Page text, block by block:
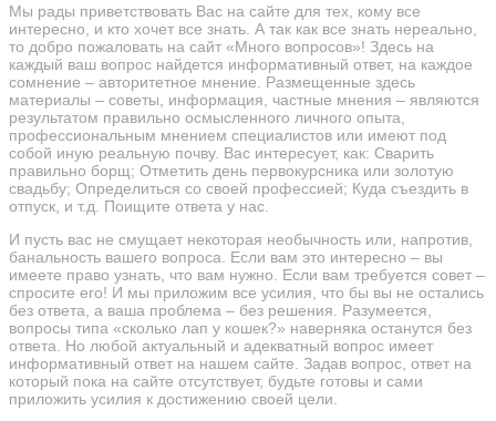
Мы рады приветствовать Вас на сайте для тех, кому все
интересно, и кто хочет все знать. А так как все знать нереально,
то добро пожаловать на сайт «Много вопросов»! Здесь на
каждый ваш вопрос найдется информативный ответ, на каждое
сомнение – авторитетное мнение. Размещенные здесь
материалы – советы, информация, частные мнения – являются
результатом правильно осмысленного личного опыта,
профессиональным мнением специалистов или имеют под
собой иную реальную почву. Вас интересует, как: Сварить
правильно борщ; Отметить день первокурсника или золотую
свадьбу; Определиться со своей профессией; Куда съездить в
отпуск, и т.д. Поищите ответа у нас.
И пусть вас не смущает некоторая необычность или, напротив,
банальность вашего вопроса. Если вам это интересно – вы
имеете право узнать, что вам нужно. Если вам требуется совет –
спросите его! И мы приложим все усилия, что бы вы не остались
без ответа, а ваша проблема – без решения. Разумеется,
вопросы типа «сколько лап у кошек?» наверняка останутся без
ответа. Но любой актуальный и адекватный вопрос имеет
информативный ответ на нашем сайте. Задав вопрос, ответ на
который пока на сайте отсутствует, будьте готовы и сами
приложить усилия к достижению своей цели.